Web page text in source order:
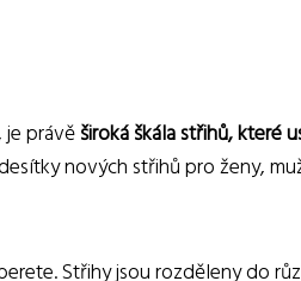
právěširoká škála střihů, které
nových střihů pro ženy,
Střihy jsou rozděleny do